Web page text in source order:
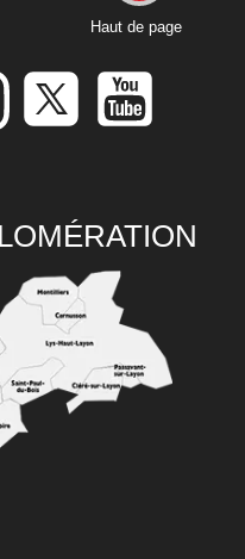
Haut de page